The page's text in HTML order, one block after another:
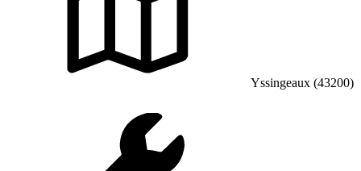
Yssingeaux (43200)